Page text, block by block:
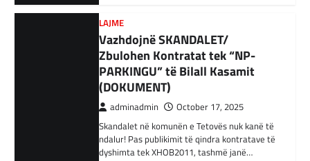
pas aksidentit ku u përfshinë 14
automjete
adminadmin December 11, 2023
Një aksident trafiku ka ndodhur në
autostradën Ibrahim Rugova, Mazgit-Bresje,
në të cilin janë përfshirë 14 automjete dhe
janë lënduar…
BOTA,KRONIKË E ZEZË, LAJME
Gazetari i ‘Al Jazeera’ humb 22
ndalur! Pas publikimit të qindra kontratave të
dyshimta tek XHOB2011, tashmë janë…
LAJME,MË TË FUNDIT
Avokati i Popullit hapi linjë
telefonike për raportimin e
shkeljeve të të drejtave të
votimit në RMV
adminadmin October 17, 2025